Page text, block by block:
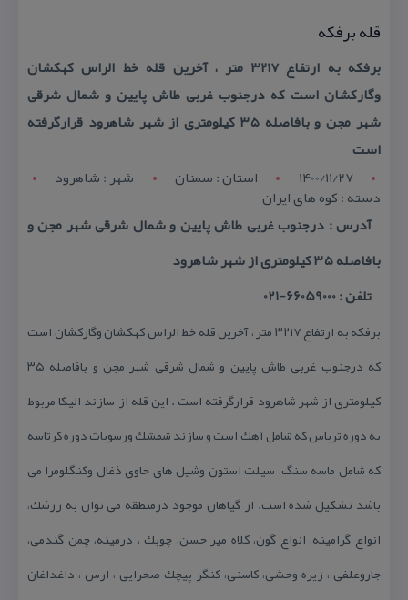
قله برفكه
برفكه به ارتفاع ۳۲۱۷ متر ، آخرین قله خط الراس كهكشان
وگاركشان است كه درجنوب غربی طاش پایین و شمال شرقی
شهر مجن و بافاصله ۳۵ كیلومتری از شهر شاهرود قرارگرفته
است
1400/11/27
استان : سمنان شهر : شاهرود
دسته : كوه های ایران
آدرس : درجنوب غربی طاش پایین و شمال شرقی شهر مجن و
بافاصله ۳۵ كیلومتری از شهر شاهرود
تلفن : 66059000-021
برفكه به ارتفاع ۳۲۱۷ متر ، آخرین قله خط الراس كهكشان وگاركشان است
كه درجنوب غربی طاش پایین و شمال شرقی شهر مجن و بافاصله ۳۵
كیلومتری از شهر شاهرود قرارگرفته است . این قله از سازند الیكا مربوط
به دوره تریاس كه شامل آهك است و سازند شمشك ورسوبات دوره كرتاسه
كه شامل ماسه سنگ، سیلت استون وشیل های حاوی ذغال وكنگلومرا می
باشد تشكیل شده است. از گیاهان موجود درمنطقه می توان به زرشك،
انواع گرامینه، انواع گون، كلاه میر حسن، چوبك ، درمینه، چمن گندمی،
جاروعلفی ، زیره وحشی، كاسنی، كنگر پیچك صحرایی ، ارس ، داغداغان